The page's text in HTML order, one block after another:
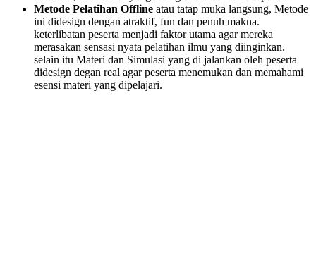
Metode Pelatihan Offline atau tatap muka langsung, Metode
ini didesign dengan atraktif, fun dan penuh makna.
keterlibatan peserta menjadi faktor utama agar mereka
merasakan sensasi nyata pelatihan ilmu yang diinginkan.
selain itu Materi dan Simulasi yang di jalankan oleh peserta
didesign degan real agar peserta menemukan dan memahami
esensi materi yang dipelajari.